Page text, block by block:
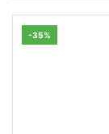
-35%